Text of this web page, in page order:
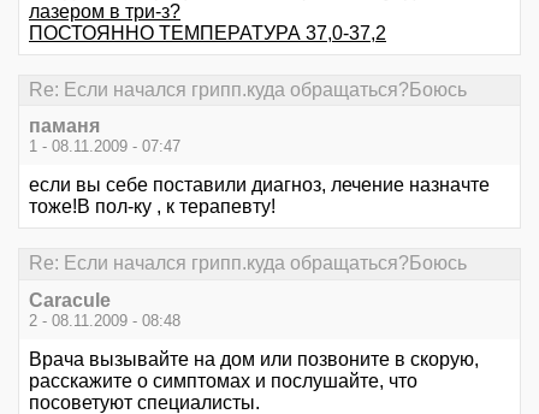
лазером в три-з?
ПОСТОЯННО ТЕМПЕРАТУРА 37,0-37,2
Re: Если начался грипп.куда обращаться?Боюсь
паманя
1 - 08.11.2009 - 07:47
если вы себе поставили диагноз, лечение назначте
тоже!В пол-ку , к терапевту!
Re: Если начался грипп.куда обращаться?Боюсь
Caracule
2 - 08.11.2009 - 08:48
Врача вызывайте на дом или позвоните в скорую,
расскажите о симптомах и послушайте, что
посоветуют специалисты.